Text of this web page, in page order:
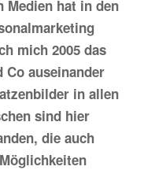
Medien hat in den
mich 2005 das
Co auseinander
in allen
sind hier
die auch